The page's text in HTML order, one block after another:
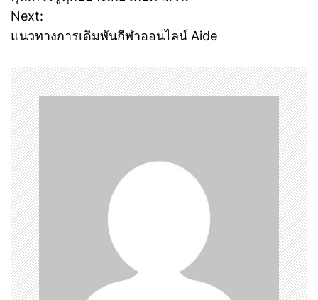
o
s
t
n
a
v
i
g
a
t
Next:
แนวทางการเดิมพันกีฬาออนไลน์ Aide